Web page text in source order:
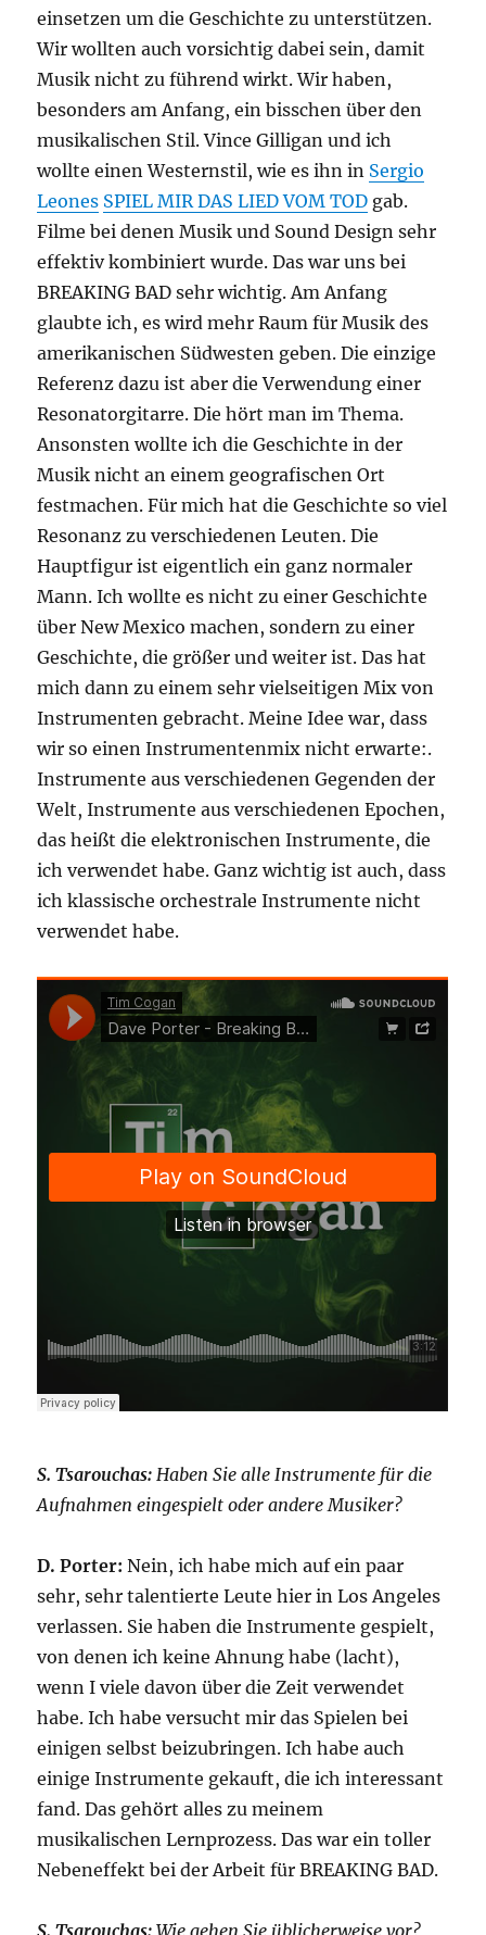
einsetzen um die Geschichte zu unterstützen.
Wir wollten auch vorsichtig dabei sein, damit
Musik nicht zu führend wirkt. Wir haben,
besonders am Anfang, ein bisschen über den
musikalischen Stil. Vince Gilligan und ich
wollte einen Westernstil, wie es ihn in Sergio
Leones SPIEL MIR DAS LIED VOM TOD gab.
Filme bei denen Musik und Sound Design sehr
effektiv kombiniert wurde. Das war uns bei
BREAKING BAD sehr wichtig. Am Anfang
glaubte ich, es wird mehr Raum für Musik des
amerikanischen Südwesten geben. Die einzige
Referenz dazu ist aber die Verwendung einer
Resonatorgitarre. Die hört man im Thema.
Ansonsten wollte ich die Geschichte in der
Musik nicht an einem geografischen Ort
festmachen. Für mich hat die Geschichte so viel
Resonanz zu verschiedenen Leuten. Die
Hauptfigur ist eigentlich ein ganz normaler
Mann. Ich wollte es nicht zu einer Geschichte
über New Mexico machen, sondern zu einer
Geschichte, die größer und weiter ist. Das hat
mich dann zu einem sehr vielseitigen Mix von
Instrumenten gebracht. Meine Idee war, dass
wir so einen Instrumentenmix nicht erwarte:.
Instrumente aus verschiedenen Gegenden der
Welt, Instrumente aus verschiedenen Epochen,
das heißt die elektronischen Instrumente, die
ich verwendet habe. Ganz wichtig ist auch, dass
ich klassische orchestrale Instrumente nicht
verwendet habe.
S. Tsarouchas: Haben Sie alle Instrumente für die
Aufnahmen eingespielt oder andere Musiker?
D. Porter: Nein, ich habe mich auf ein paar
sehr, sehr talentierte Leute hier in Los Angeles
verlassen. Sie haben die Instrumente gespielt,
von denen ich keine Ahnung habe (lacht),
wenn I viele davon über die Zeit verwendet
habe. Ich habe versucht mir das Spielen bei
einigen selbst beizubringen. Ich habe auch
einige Instrumente gekauft, die ich interessant
fand. Das gehört alles zu meinem
musikalischen Lernprozess. Das war ein toller
Nebeneffekt bei der Arbeit für BREAKING BAD.
S. Tsarouchas: Wie gehen Sie üblicherweise vor?